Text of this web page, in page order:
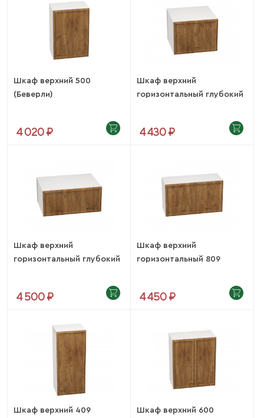
Шкаф верхний 500
(Беверли)
4 020 ₽
Шкаф верхний
горизонтальный глубокий
4 430 ₽
Шкаф верхний
горизонтальный глубокий
4 500 ₽
Шкаф верхний
горизонтальный 809
4 450 ₽
Шкаф верхний 409 Шкаф верхний 600